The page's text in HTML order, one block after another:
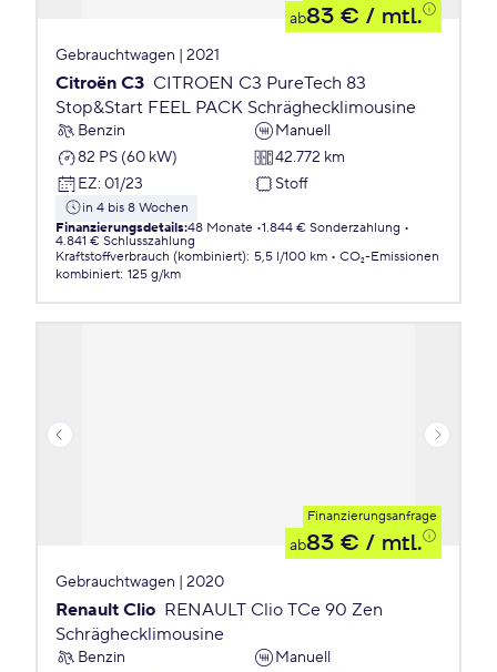
ab83 € / mtl.
Gebrauchtwagen | 2021
Citroën C3 CITROEN C3 PureTech 83
Stop&Start FEEL PACK Schräghecklimousine
Benzin
Manuell
82 PS (60 kW)
42.772 km
EZ: 01/23 Stoff
in 4 bis 8 Wochen
Finanzierungsdetails:48 Monate 1.844 € Sonderzahlung
4.841 € Schlusszahlung
Kraftstoffverbrauch (kombiniert): 5,5 l/100 km
CO₂-Emissionen
kombiniert: 125 g/km
Finanzierungsanfrage
ab83 € / mtl.
Gebrauchtwagen | 2020
Renault Clio RENAULT Clio TCe 90 Zen
Schräghecklimousine
Benzin
Manuell